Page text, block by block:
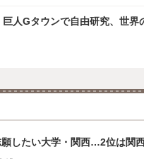
巨人Gタウンで自由研究、世
したい大学・関西…2位は関